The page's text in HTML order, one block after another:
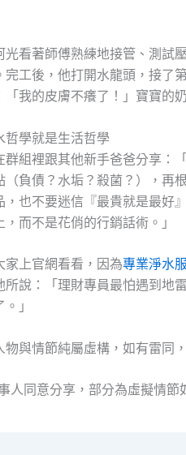
光看著師傅熟練地接管、測試
完工後，他打開水龍頭，接
「我的皮膚不癢了！」寶寶的
哲學就是生活哲學
群組裡跟其他新手爸爸分享：
（負債？水垢？殺菌？），再
，也不要迷信『最貴就是最好
而不是花俏的行銷話術。」
家上官網看看，因為專業淨水
所說：「理財專員最怕遇到地
」
物與情節純屬虛構，如有雷同
人同意分享，部分為虛擬情節